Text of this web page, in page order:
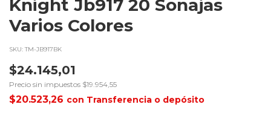
Knight Jb917 20 Sonajas
Varios Colores
SKU:TM-JB917BK
$24.145,01
Precio sin impuestos $19.954,55
$20.523,26 con Transferencia o depósito